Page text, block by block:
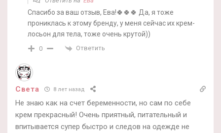
Спасибо за ваш отзыв, Ева!🍀🍀🍀 Да, я тоже
прониклась к этому бренду, у меня сейчас их крем-
лосьон для тела, тоже очень крутой))
0 Ответить
Света 8 лет назад
Не знаю как на счет беременности, но сам по себе
крем прекрасный! Очень приятный, питательный и
впитывается супер быстро и следов на одежде не